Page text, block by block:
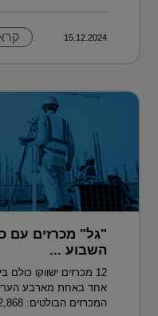
15.12.2024
השבוע ...
12 מכרזים ישווקו
אחד באחת מארבע הערים
המכרזים הבולטים: 2,868 יח&...